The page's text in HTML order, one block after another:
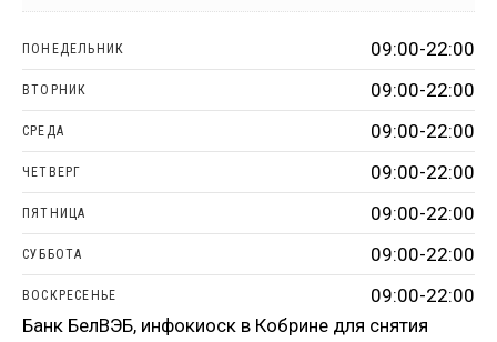
ПОНЕДЕЛЬНИК 09:00-22:00
ВТОРНИК 09:00-22:00
СРЕДА 09:00-22:00
ЧЕТВЕРГ 09:00-22:00
ПЯТНИЦА 09:00-22:00
СУББОТА 09:00-22:00
ВОСКРЕСЕНЬЕ
09:00-22:00
Банк БелВЭБ, инфокиоск в Кобрине для снятия